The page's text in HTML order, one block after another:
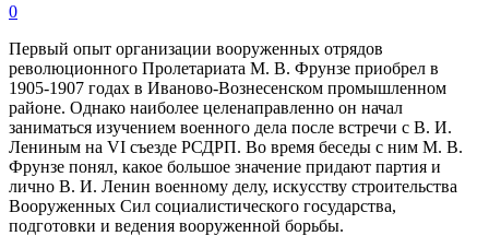
0
Первый опыт организации вооруженных отрядов
революционного Пролетариата М. В. Фрунзе приобрел в
1905-1907 годах в Иваново-Вознесенском промышленном
районе. Однако наиболее целенаправленно он начал
заниматься изучением военного дела после встречи с В. И.
Лениным на VI съезде РСДРП. Во время беседы с ним М. В.
Фрунзе понял, какое большое значение придают партия и
лично В. И. Ленин военному делу, искусству строительства
Вооруженных Сил социалистического государства,
подготовки и ведения вооруженной борьбы.